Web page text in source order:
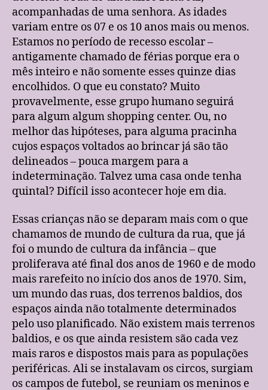
acompanhadas de uma senhora. As idades
variam entre os 07 e os 10 anos mais ou menos.
Estamos no período de recesso escolar –
antigamente chamado de férias porque era o
mês inteiro e não somente esses quinze dias
encolhidos. O que eu constato? Muito
provavelmente, esse grupo humano seguirá
para algum algum shopping center. Ou, no
melhor das hipóteses, para alguma pracinha
cujos espaços voltados ao brincar já são tão
delineados – pouca margem para a
indeterminação. Talvez uma casa onde tenha
quintal? Difícil isso acontecer hoje em dia.
Essas crianças não se deparam mais com o que
chamamos de mundo de cultura da rua, que já
foi o mundo de cultura da infância – que
proliferava até final dos anos de 1960 e de modo
mais rarefeito no início dos anos de 1970. Sim,
um mundo das ruas, dos terrenos baldios, dos
espaços ainda não totalmente determinados
pelo uso planificado. Não existem mais terrenos
baldios, e os que ainda resistem são cada vez
mais raros e dispostos mais para as populações
periféricas. Ali se instalavam os circos, surgiam
os campos de futebol, se reuniam os meninos e